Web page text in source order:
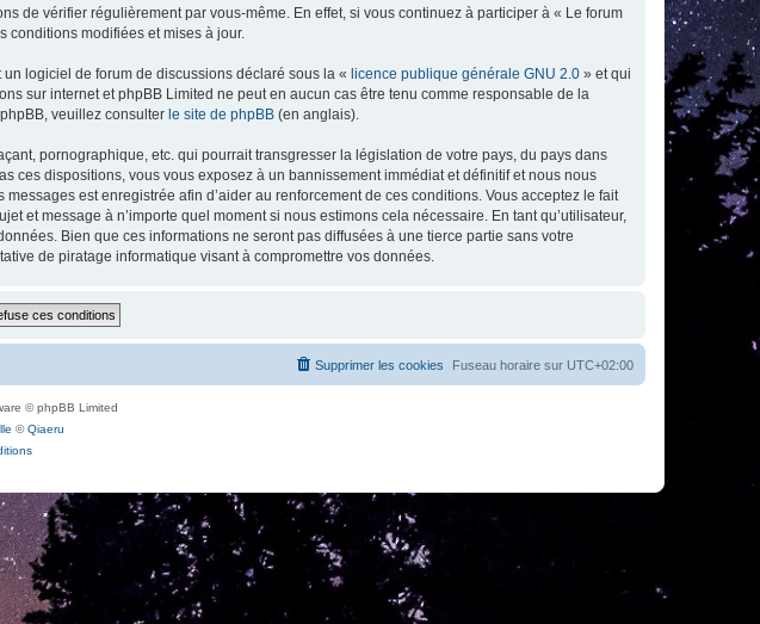
de vérifier régulièrement par vous-même. En effet, si vous continuez à participer à « Le forum
conditions modifiées et mises à jour.
logiciel de forum de discussions déclaré sous la « licence publique générale GNU 2.0 » et qui
sur internet et phpBB Limited ne peut en aucun cas être tenu comme responsable de la
veuillez consulter le site de phpBB (en anglais).
pornographique, etc. qui pourrait transgresser la législation de votre pays, du pays dans
ces dispositions, vous vous exposez à un bannissement immédiat et définitif et nous nous
est enregistrée afin d’aider au renforcement de ces conditions. Vous acceptez le fait
et message à n’importe quel moment si nous estimons cela nécessaire. En tant qu’utilisateur,
Bien que ces informations ne seront pas diffusées à une tierce partie sans votre
de piratage informatique visant à compromettre vos données.
Fuseau horaire sur UTC+02:00
Supprimer les cookies
© phpBB Limited
©Qiaeru